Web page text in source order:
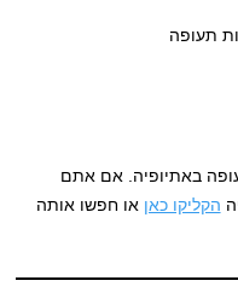
תעופה
באתיופיה. אם אתם
הקליקו כאן או חפשו אותה